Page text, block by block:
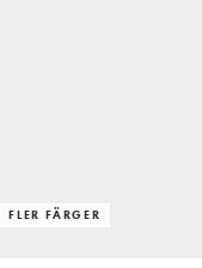
FLER FÄRGER